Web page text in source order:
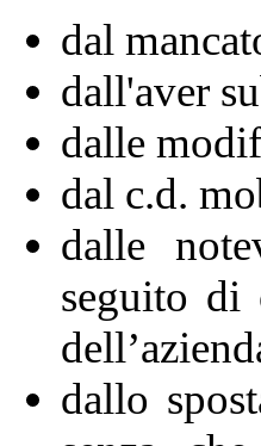
dal
dall'aver
dalle
dal c.d.
dalle
seguito di
dallo